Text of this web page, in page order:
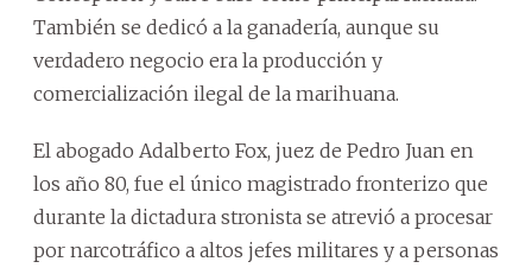
También se dedicó a la ganadería, aunque su
verdadero negocio era la producción y
comercialización ilegal de la marihuana.
El abogado Adalberto Fox, juez de Pedro Juan en
los año 80, fue el único magistrado fronterizo que
durante la dictadura stronista se atrevió a procesar
por narcotráfico a altos jefes militares y a personas